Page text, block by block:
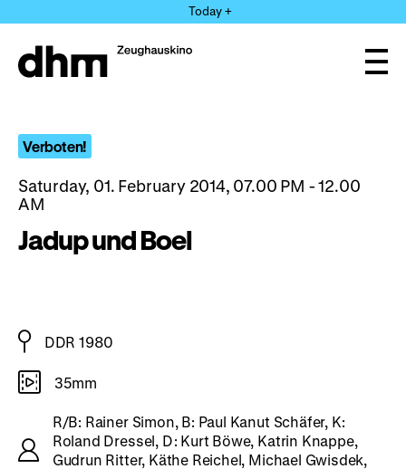
directly
the
Today +
Verboten!
Saturday, 01. February 2014, 07.00 PM - 12.00
AM
Jadup und Boel
DDR 1980
35mm
R/B: Rainer Simon, B: Paul Kanut Schäfer, K:
Roland Dressel, D: Kurt Böwe, Katrin Knappe,
Gudrun Ritter, Käthe Reichel, Michael Gwisdek,